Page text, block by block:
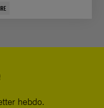
hebdo.